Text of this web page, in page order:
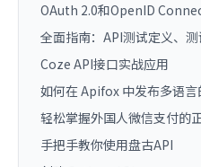
OAuth 2.0和OpenID
全面指南：API测试定义、
Coze API接口实战应用
如何在 Apifox 中发布多语言
轻松掌握外国人微信支付的
手把手教你使用盘古API